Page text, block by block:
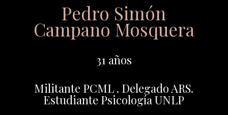
Pedro Simón
Campano Mosquera
31 años
Militante PCML . Delegado ARS.
Estudiante Psicología UNLP